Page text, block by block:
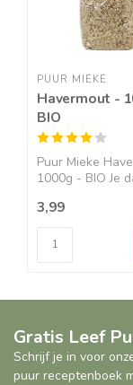
PUUR MIEKE
Havermout -
BIO
Puur Mieke
1000g - BIO Je
3,99
Gratis Leef
Schrijf je in voor
puur receptenboek